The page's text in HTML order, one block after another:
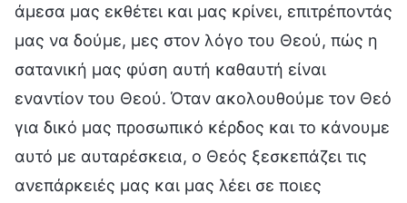
άμεσα μας εκθέτει και μας κρίνει, επιτρέποντάς
μας να δούμε, μες στον λόγο του Θεού, πώς η
σατανική μας φύση αυτή καθαυτή είναι
εναντίον του Θεού. Όταν ακολουθούμε τον Θεό
για δικό μας προσωπικό κέρδος και το κάνουμε
αυτό με αυταρέσκεια, ο Θεός ξεσκεπάζει τις
ανεπάρκειές μας και μας λέει σε ποιες